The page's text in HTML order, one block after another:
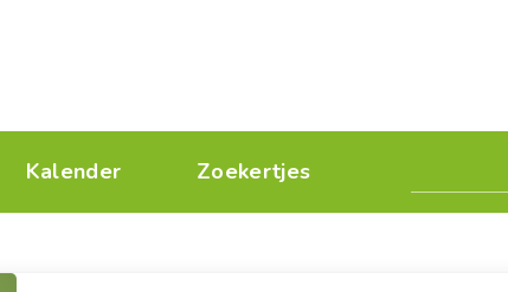
Kalender Zoekertjes